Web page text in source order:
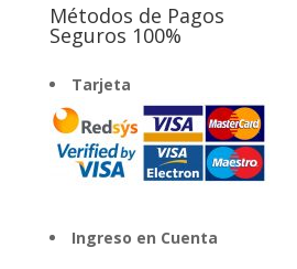
Métodos de Pagos
Seguros 100%
Tarjeta
Ingreso en Cuenta